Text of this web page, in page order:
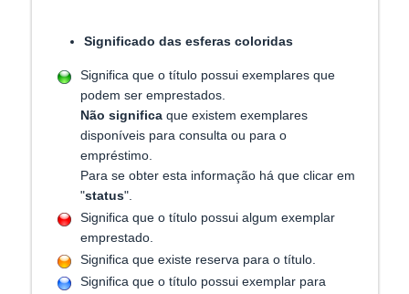
Significado das esferas coloridas
Significa que o título possui exemplares que
podem ser emprestados.
Não significa que existem exemplares
disponíveis para consulta ou para o
empréstimo.
Para se obter esta informação há que clicar em
"status".
Significa que o título possui algum exemplar
emprestado.
Significa que existe reserva para o título.
Significa que o título possui exemplar para